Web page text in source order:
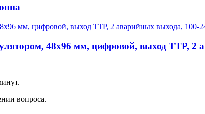
48х96 мм, цифровой, выход ТТР, 2
вопроса.